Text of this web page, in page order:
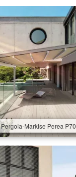
Pergola-Markise Perea P70